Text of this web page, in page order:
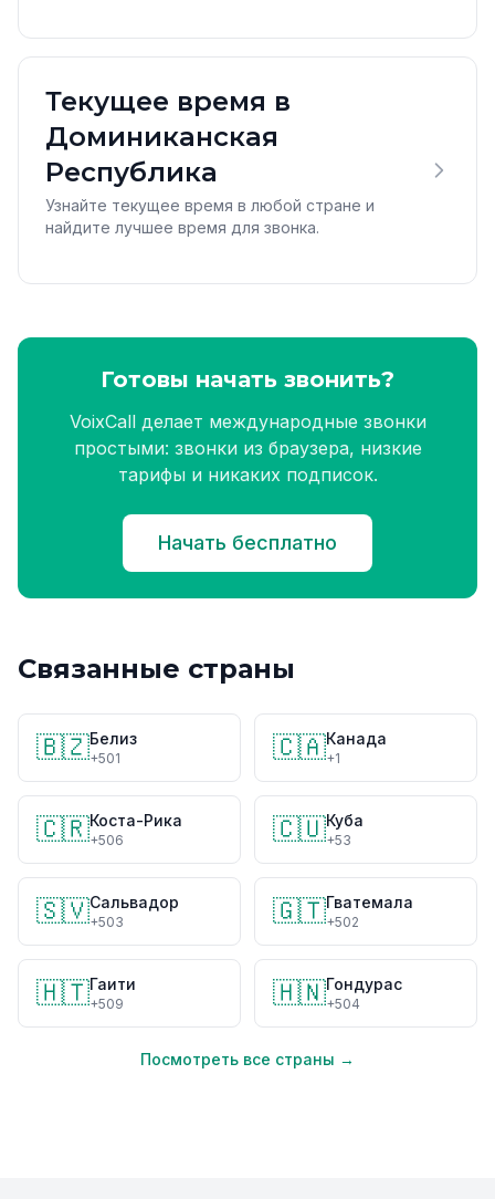
Текущее время в
Доминиканская
Республика
Узнайте текущее время в любой стране и
найдите лучшее время для звонка.
Готовы начать звонить?
VoixCall делает международные звонки
простыми: звонки из браузера, низкие
тарифы и никаких подписок.
Начать бесплатно
Связанные страны
🇧🇿Белиз
+501 🇨🇦Канада
+1
🇨🇷Коста-Рика
+506 🇨🇺Куба
+53
🇸🇻Сальвадор
+503 🇬🇹Гватемала
+502
🇭🇹Гаити
+509 🇭🇳Гондурас
+504
Посмотреть все страны →